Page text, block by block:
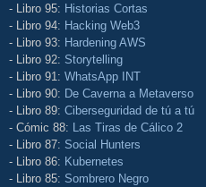
- Libro 95: Historias Cortas
- Libro 94: Hacking Web3
- Libro 93: Hardening AWS
- Libro 92: Storytelling
- Libro 91: WhatsApp INT
- Libro 90: De Caverna a Metaverso
- Libro 89: Ciberseguridad de tú a tú
- Cómic 88: Las Tiras de Cálico 2
- Libro 87: Social Hunters
- Libro 86: Kubernetes
- Libro 85: Sombrero Negro